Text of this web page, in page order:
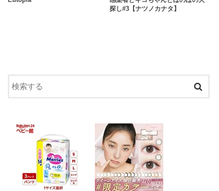
探し#3【ナツノカナタ】